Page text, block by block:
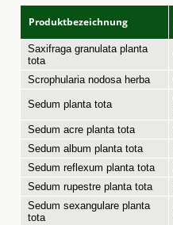
Produktbezeichnung
Saxifraga granulata planta
tota
Scrophularia nodosa herba
Sedum planta tota
Sedum acre planta tota
Sedum album planta tota
Sedum reflexum planta tota
Sedum rupestre planta tota
Sedum sexangulare planta
tota